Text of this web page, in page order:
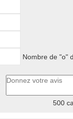
Nombre de "o"
500